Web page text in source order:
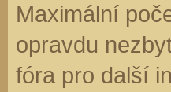
Maximální
opravdu
fóra pro další